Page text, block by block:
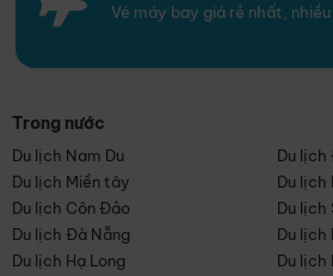
Vé máy bay giá rẻ nhất,
Trong nước
Du lịch Nam Du
Du
Du lịch Miền tây
Du lịch
Du lịch Côn Đảo
Du lịch
Du lịch Đà Nẵng
Du lịch
Du lịch Hạ Long
Du lịch